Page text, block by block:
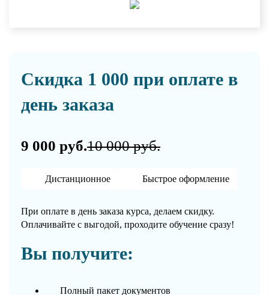
Скидка 1 000 при оплате в
день заказа
9 000 руб.10 000 руб.
Дистанционное Быстрое оформление
При оплате в день заказа курса, делаем скидку.
Оплачивайте с выгодой, проходите обучение сразу!
Вы получите:
Полный пакет документов